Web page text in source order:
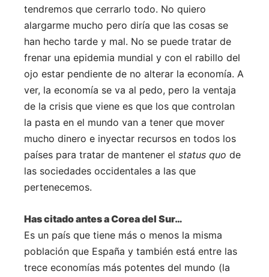
tendremos que cerrarlo todo. No quiero
alargarme mucho pero diría que las cosas se
han hecho tarde y mal. No se puede tratar de
frenar una epidemia mundial y con el rabillo del
ojo estar pendiente de no alterar la economía. A
ver, la economía se va al pedo, pero la ventaja
de la crisis que viene es que los que controlan
la pasta en el mundo van a tener que mover
mucho dinero e inyectar recursos en todos los
países para tratar de mantener el status quo de
las sociedades occidentales a las que
pertenecemos.
Has citado antes a Corea del Sur…
Es un país que tiene más o menos la misma
población que España y también está entre las
trece economías más potentes del mundo (la